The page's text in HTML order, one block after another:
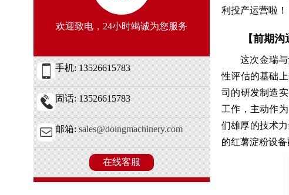
欢迎致电，24小时竭诚为您服务
手机: 13526615783
固话: 13526615783
邮箱:sales@doingmachinery.com
在线客服
利投产运营啦！
【前期沟
这次金瑞
性评估的基础
司的研发制造
工作，主动作
们雄厚的技术
的红薯淀粉设